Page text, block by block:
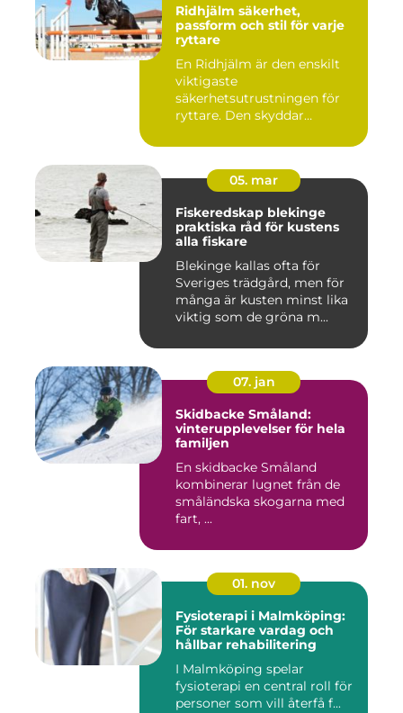
Ridhjälm säkerhet,
passform och stil för varje
ryttare
En Ridhjälm är den enskilt
viktigaste
säkerhetsutrustningen för
ryttare. Den skyddar
05. mar
Fiskeredskap blekinge
praktiska råd för kustens
alla fiskare
Blekinge kallas ofta för
Sveriges trädgård, men för
många är kusten minst lika
viktig som de gröna m...
07. jan
Skidbacke Småland:
vinterupplevelser för hela
familjen
En skidbacke Småland
kombinerar lugnet från de
småländska skogarna med
fart, ...
01. nov
Fysioterapi i Malmköping:
För starkare vardag och
hållbar rehabilitering
I Malmköping spelar
fysioterapi en central roll för
personer som vill återfå f...